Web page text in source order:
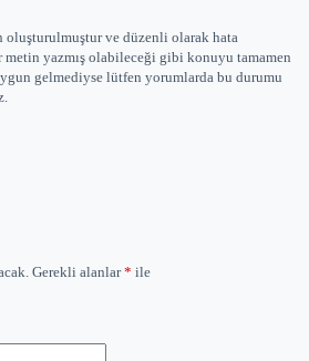
oluşturulmuştur ve düzenli olarak hata
yazmış olabileceği gibi konuyu tamamen
gelmediyse lütfen yorumlarda bu durumu
Gerekli alanlar* ile